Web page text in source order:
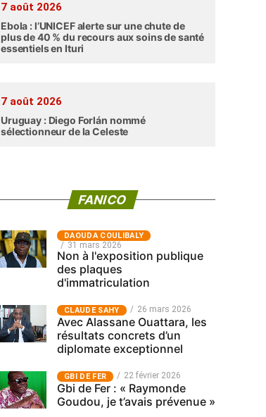
7 août 2026
Ebola : l’UNICEF alerte sur une chute de
plus de 40 % du recours aux soins de santé
essentiels en Ituri
7 août 2026
Uruguay : Diego Forlán nommé
sélectionneur de la Celeste
FANICO
‎DAOUDA COULIBALY
31 mars 2026
Non à l'exposition publique
des plaques
d'immatriculation
CLAUDE SAHY 26 mars 2026
Avec Alassane Ouattara, les
résultats concrets d’un
diplomate exceptionnel
GBI DE FER 22 février 2026
Gbi de Fer : « Raymonde
Goudou, je t’avais prévenue »